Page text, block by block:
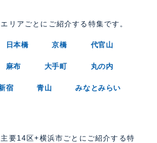
リアごとにご紹介する特集です。
日本橋 京橋 代官山
麻布 大手町 丸の内
宿 青山 みなとみらい
要14区+横浜市ごとにご紹介する特